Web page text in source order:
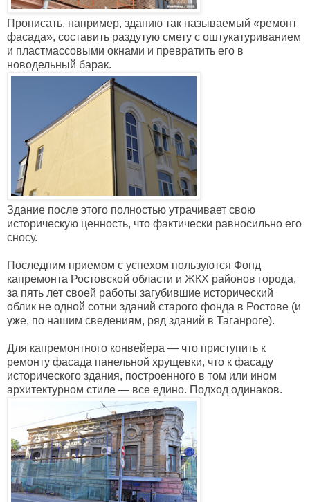
Прописать, например, зданию так называемый «ремонт
фасада», составить раздутую смету с оштукатуриванием
и пластмассовыми окнами и превратить его в
новодельный барак.
Здание после этого полностью утрачивает свою
историческую ценность, что фактически равносильно его
сносу.
Последним приемом с успехом пользуются Фонд
капремонта Ростовской области и ЖКХ районов города,
за пять лет своей работы загубившие исторический
облик не одной сотни зданий старого фонда в Ростове (и
уже, по нашим сведениям, ряд зданий в Таганроге).
Для капремонтного конвейера — что приступить к
ремонту фасада панельной хрущевки, что к фасаду
исторического здания, построенного в том или ином
архитектурном стиле — все едино. Подход одинаков.